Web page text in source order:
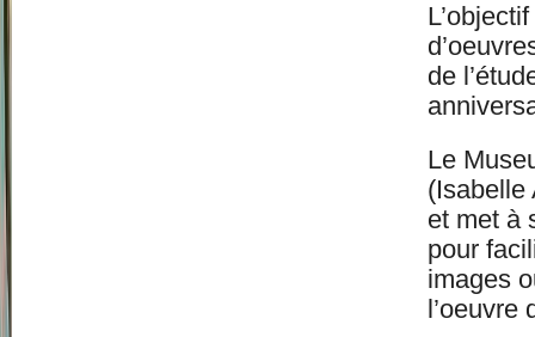
de
Le
(Isabelle
et met à
pour
images
l’oeuvre